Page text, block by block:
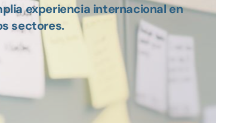
experiencia internacional en
sectores.